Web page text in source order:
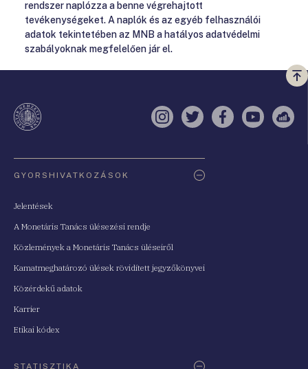
rendszer naplózza a benne végrehajtott
tevékenységeket. A naplók és az egyéb felhasználói
adatok tekintetében az MNB a hatályos adatvédelmi
szabályoknak megfelelően jár el.
a
Instagram
TwitterFacebook
YouTube
GYORSHIVATKOZÁSOK
Jelentések
A Monetáris Tanács ülésezési rendje
Közlemények a Monetáris Tanács üléseiről
Kamatmeghatározó ülések rövidített jegyzőkönyvei
Közérdekű adatok
Karrier
Etikai kódex
STATISZTIKA